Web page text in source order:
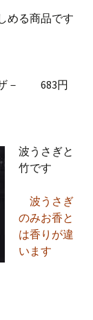
める商品です
ザ－ 683円
波うさぎと
竹です
波うさぎ
のみお香と
は香りが違
います